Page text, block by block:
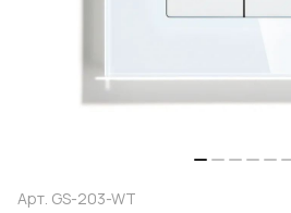
Арт. GS-203-WT